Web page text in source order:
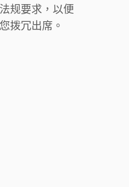
规要求，以便
拨冗出席。